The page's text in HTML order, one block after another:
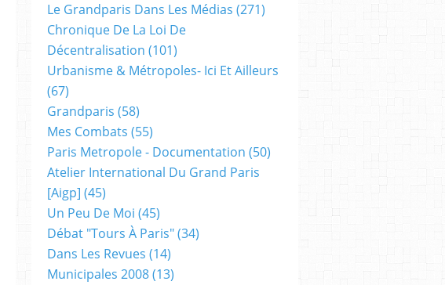
Le Grandparis Dans Les Médias (271)
Chronique De La Loi De
Décentralisation (101)
Urbanisme & Métropoles- Ici Et Ailleurs
(67)
Grandparis (58)
Mes Combats (55)
Paris Metropole - Documentation (50)
Atelier International Du Grand Paris
[aigp] (45)
Un Peu De Moi (45)
Débat "tours À Paris"(34)
Dans Les Revues (14)
Municipales 2008(13)